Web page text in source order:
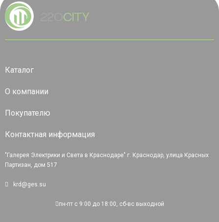
Каталог
О компании
Покупателю
Контактная информация
"Галерея Электрики и Света в Краснодаре" г. Краснодар, улица Красных
Партизан, дом 517
krd@ges.su
пн-пт с 9:00 до 18:00, сб-вс выходной